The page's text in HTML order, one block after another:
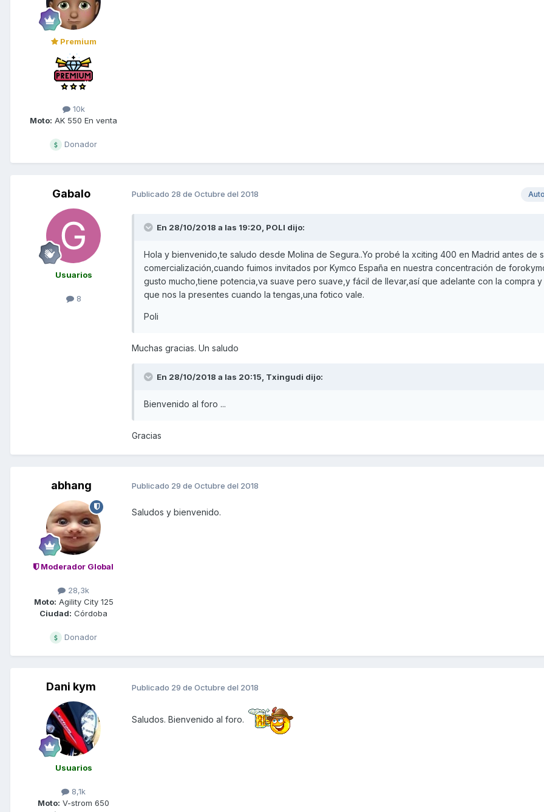
Premium
10k
Moto: AK 550 En venta
Donador
Gabalo
Usuarios
8
Publicado 28 de Octubre del 2018
En 28/10/2018 a las 19:20, POLI dijo:
Hola y bienvenido,te saludo desde Molina de Segura..Yo probé la xciting 400 en Madrid antes de
comercialización,cuando fuimos invitados por Kymco España en nuestra concentración de
gusto mucho,tiene potencia,va suave pero suave,y fácil de llevar,así que adelante con la compra
que nos la presentes cuando la tengas,una fotico vale.
Poli
Muchas gracias. Un saludo
En 28/10/2018 a las 20:15, Txingudi dijo:
Bienvenido al foro ...
Gracias
abhang
Moderador Global
28,3k
Moto: Agility City 125
Ciudad: Córdoba
Donador
Publicado 29 de Octubre del 2018
Saludos y bienvenido.
Dani kym
Usuarios
8,1k
Moto: V-strom 650
Publicado 29 de Octubre del 2018
Saludos. Bienvenido al foro.